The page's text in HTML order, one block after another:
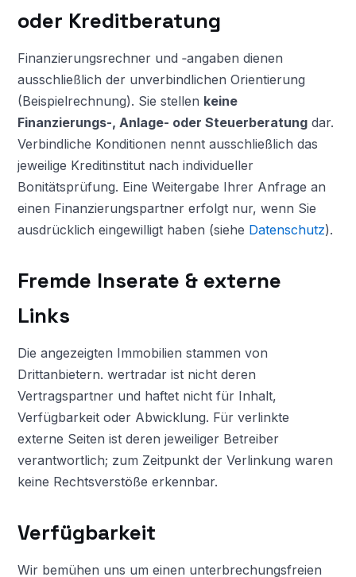
oder Kreditberatung
Finanzierungsrechner und ‑angaben dienen
ausschließlich der unverbindlichen Orientierung
(Beispielrechnung). Sie stellen keine
Finanzierungs-, Anlage- oder Steuerberatung dar.
Verbindliche Konditionen nennt ausschließlich das
jeweilige Kreditinstitut nach individueller
Bonitätsprüfung. Eine Weitergabe Ihrer Anfrage an
einen Finanzierungspartner erfolgt nur, wenn Sie
ausdrücklich eingewilligt haben (siehe Datenschutz).
Fremde Inserate & externe
Links
Die angezeigten Immobilien stammen von
Drittanbietern. wertradar ist nicht deren
Vertragspartner und haftet nicht für Inhalt,
Verfügbarkeit oder Abwicklung. Für verlinkte
externe Seiten ist deren jeweiliger Betreiber
verantwortlich; zum Zeitpunkt der Verlinkung waren
keine Rechtsverstöße erkennbar.
Verfügbarkeit
Wir bemühen uns um einen unterbrechungsfreien